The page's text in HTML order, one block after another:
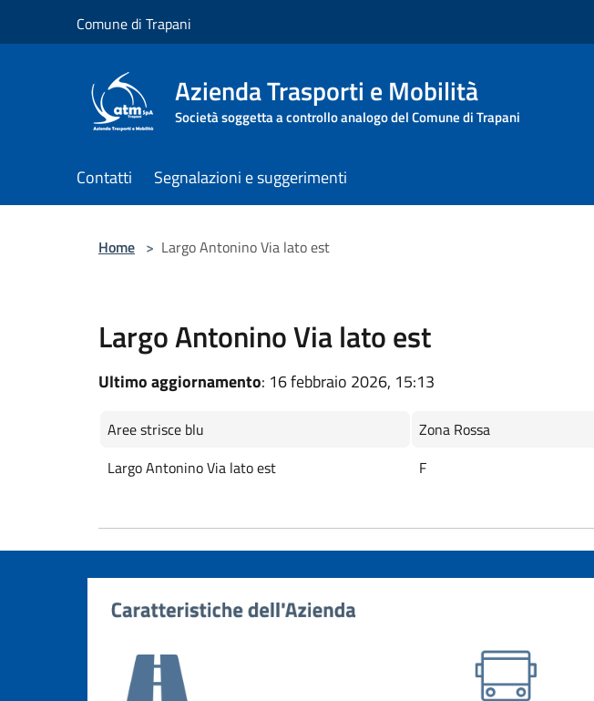
Comune di Trapani
Azienda Trasporti e Mobilità
Società soggetta a controllo analogo del Comune di Trapani
Contatti Segnalazioni e suggerimenti
Home > Largo Antonino Via lato est
Largo Antonino Via lato est
Ultimo aggiornamento: 16 febbraio 2026, 15:13
Aree strisce blu Zona Rossa
Largo Antonino Via lato est
F